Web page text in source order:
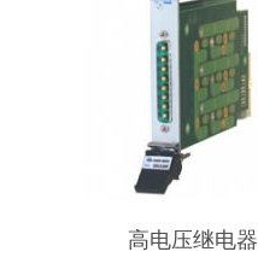
高电压继电器